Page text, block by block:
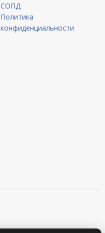
СОПД
Политика
конфиденциальности